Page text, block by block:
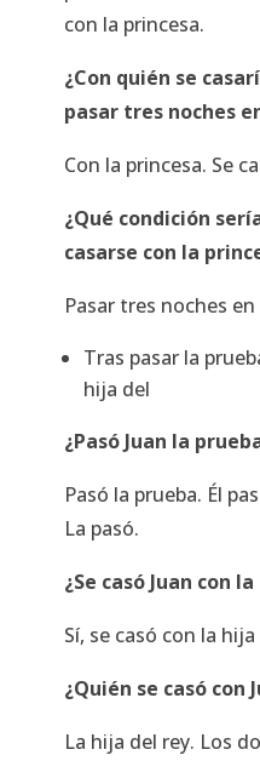
con la princesa.
¿Con quién se
pasar tres noches
Con la princesa. Se
¿Qué condición
casarse con la
Pasar tres noches
Tras pasar la
hija del
¿Pasó Juan la
Pasó la prueba. Él
La pasó.
¿Se casó Juan con
Sí, se casó con la
¿Quién se casó con
La hija del rey. Los